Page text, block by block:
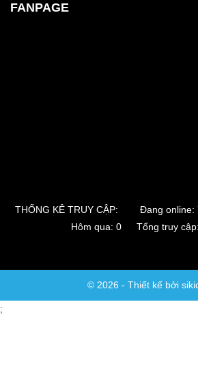
FANPAGE
THỐNG KÊ TRUY CẬP:
Đang
Hôm qua: 0 Tổng truy
© 2026 - Thiết kế bởi
;